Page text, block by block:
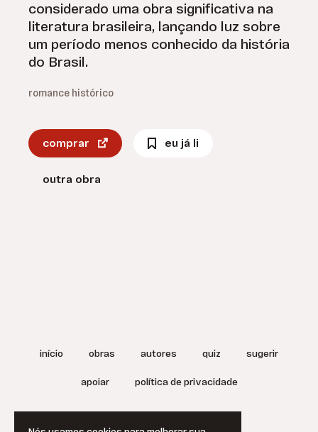
considerado uma obra significativa na
literatura brasileira, lançando luz sobre
um período menos conhecido da história
do Brasil.
romance histórico
comprar eu já li
outra obra
início obras autores quiz sugerir
apoiar política de privacidade